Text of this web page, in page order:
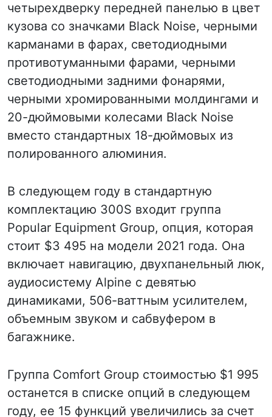
четырехдверку передней панелью в цвет
кузова со значками Black Noise, черными
карманами в фарах, светодиодными
противотуманными фарами, черными
светодиодными задними фонарями,
черными хромированными молдингами и
20-дюймовыми колесами Black Noise
вместо стандартных 18-дюймовых из
полированного алюминия.
В следующем году в стандартную
комплектацию 300S входит группа
Popular Equipment Group, опция, которая
стоит $3 495 на модели 2021 года. Она
включает навигацию, двухпанельный люк,
аудиосистему Alpine с девятью
динамиками, 506-ваттным усилителем,
объемным звуком и сабвуфером в
багажнике.
Группа Comfort Group стоимостью $1 995
останется в списке опций в следующем
году, ее 15 функций увеличились за счет